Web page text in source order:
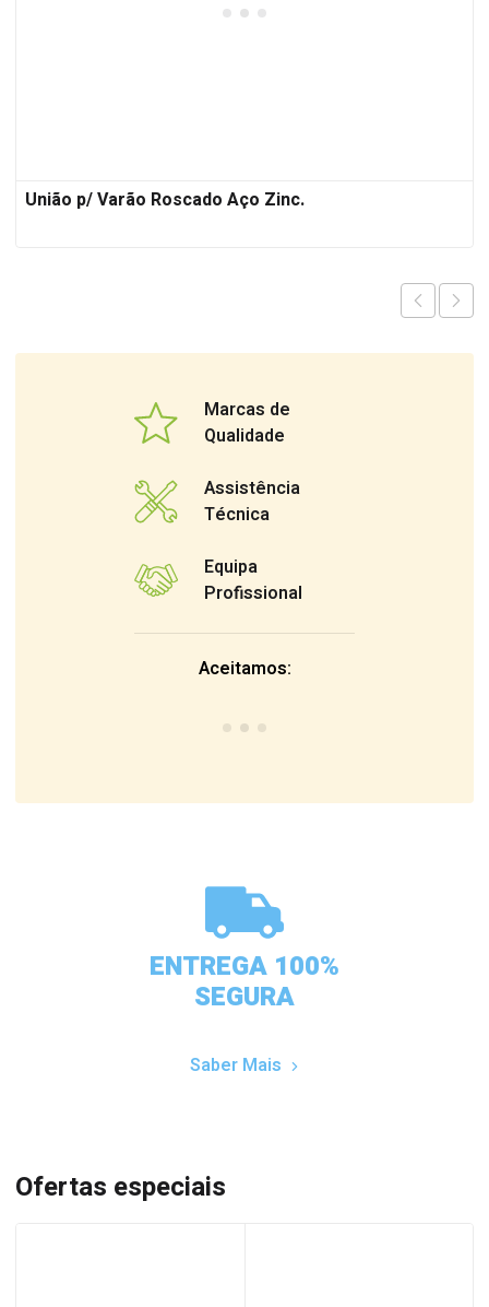
União p/ Varão Roscado Aço Zinc.
Marcas de
Qualidade
Assistência
Técnica
Equipa
Profissional
Aceitamos:
ENTREGA 100%
SEGURA
Saber Mais
Ofertas especiais